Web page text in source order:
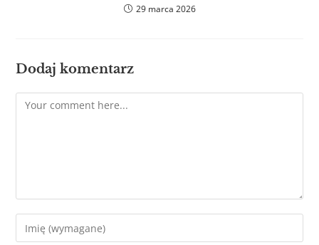
29 marca 2026
Dodaj komentarz